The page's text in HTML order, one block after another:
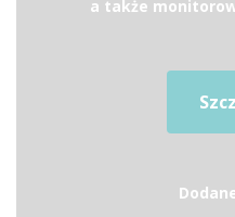
a także